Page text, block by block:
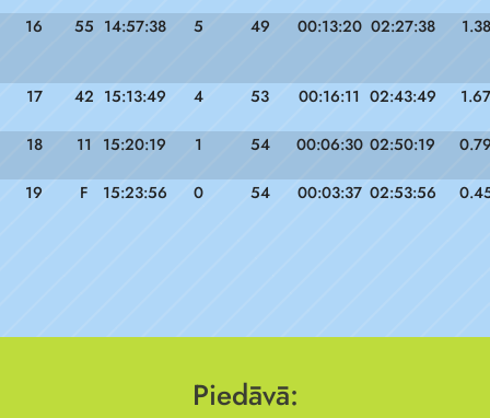
16 55 14:57:38 5 49 00:13:20 02:27:38 1.38
17 42 15:13:49 4 53 00:16:11 02:43:49 1.67
18 11 15:20:19 1 54 00:06:30 02:50:19
19 F 15:23:56 0 54 00:03:37 02:53:56
Piedāvā: